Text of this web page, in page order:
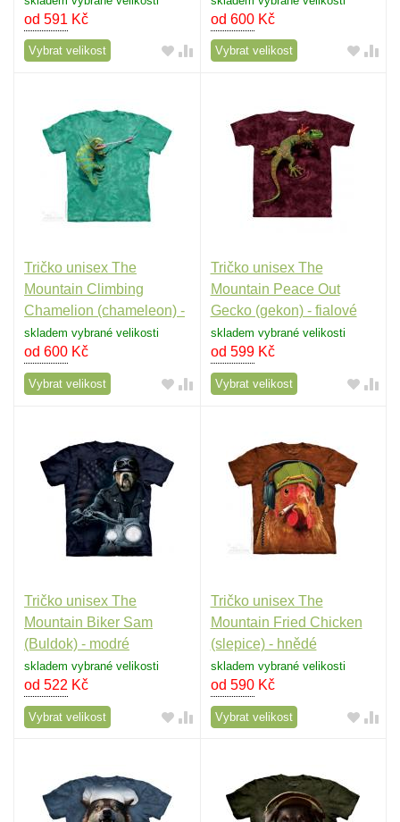
od 591 Kč
Vybrat velikost
od 600Kč
Vybrat velikost
Tričko unisex The
Mountain Climbing
Chamelion (chameleon) -
modré
skladem vybrané velikosti
od 600 Kč
Vybrat velikost
Tričko unisex The
Mountain Peace Out
Gecko (gekon) - fialové
skladem vybrané velikosti
od 599Kč
Vybrat velikost
Tričko unisex The
Mountain Biker Sam
(Buldok) - modré
skladem vybrané velikosti
od 522 Kč
Vybrat velikost
Tričko unisex The
Mountain Fried Chicken
(slepice) - hnědé
skladem vybrané velikosti
od 590Kč
Vybrat velikost